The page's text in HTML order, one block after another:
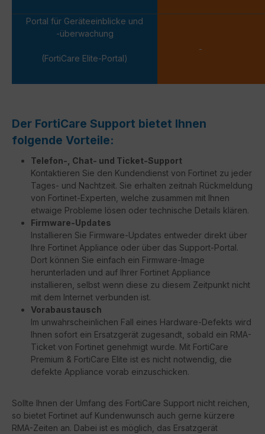
Portal für Geräteeinblicke und
-überwachung
(FortiCare Elite-Portal)
-
Der FortiCare Support bietet Ihnen
folgende Vorteile:
Telefon-, Chat- und Ticket-Support
Kontaktieren Sie den Kundendienst von Fortinet zu jeder
Tages- und Nachtzeit. Sie erhalten zeitnah Rückmeldung
von Fortinet-Experten, welche zusammen mit Ihnen
etwaige Probleme lösen oder technische Details klären.
Firmware-Updates
Installieren Sie Firmware-Updates entweder direkt über
Ihre Fortinet Appliance oder über das Support-Portal.
Dort können Sie einfach ein Firmware-Image
herunterladen und auf Ihrer Fortinet Appliance
installieren, selbst wenn diese zu diesem Zeitpunkt nicht
mit dem Internet verbunden ist.
Vorabaustausch
Im unwahrscheinlichen Fall eines Hardware-Defekts wird
Ihnen sofort ein Ersatzgerät zugesandt, sobald ein RMA-
Ticket von Fortinet genehmigt wurde. Mit FortiCare
Premium & FortiCare Elite ist es nicht notwendig, die
defekte Appliance vorab einzuschicken.
Sollte Ihnen der Umfang des FortiCare Support nicht reichen,
so bietet Fortinet auf Kundenwunsch auch gerne kürzere
RMA-Zeiten an. Dabei ist es möglich, das Ersatzgerät